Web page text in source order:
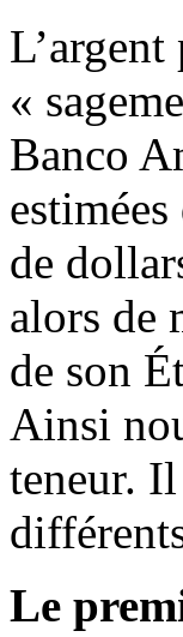
«
Banco
de
alors de
de son
Ainsi
teneur.
Le